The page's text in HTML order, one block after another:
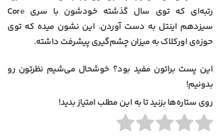
رتبه‌ای که توی سال گذشته خودشون با سری Core
سیزدهم اینتل به دست آوردن. این نشون میده که توی
حوزه‌ی اورکلاک به میزان چشم‌گیری پیشرفت داشته.
این پست براتون مفید بود؟ خوشحال می‌شیم نظرتون رو
بدونیم!
روی ستاره‌ها بزنید تا به این مطلب امتیاز بدید!